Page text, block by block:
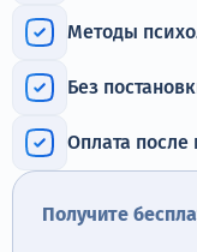
Санкт-Петербург,
Методы
Без
Оплата
Получите